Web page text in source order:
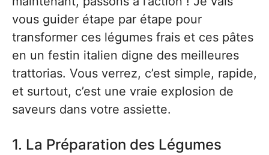
vous guider étape par étape pour
transformer ces légumes frais et ces pâtes
en un festin italien digne des meilleures
trattorias. Vous verrez, c’est simple, rapide,
et surtout, c’est une vraie explosion de
saveurs dans votre assiette.
1. La Préparation des Légumes